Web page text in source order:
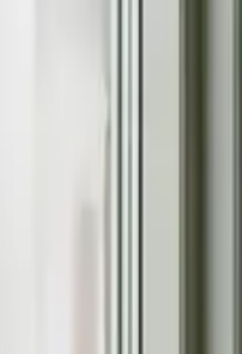
du kan sammenligne